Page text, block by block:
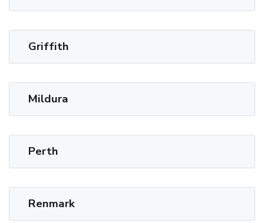
Griffith
Mildura
Perth
Renmark